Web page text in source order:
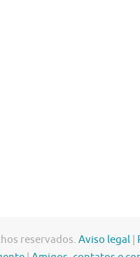
reservados. Aviso legal